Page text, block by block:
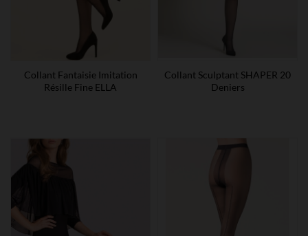
Collant Fantaisie Imitation
Résille Fine ELLA
Collant Sculptant SHAPER 20
Deniers